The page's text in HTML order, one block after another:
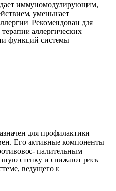
иммуномодулирующим,
уменьшает
Рекомендован для
аллергических
функций системы
для профилактики
Его активные компоненты
палительным
стенку и снижают риск
ведущего к